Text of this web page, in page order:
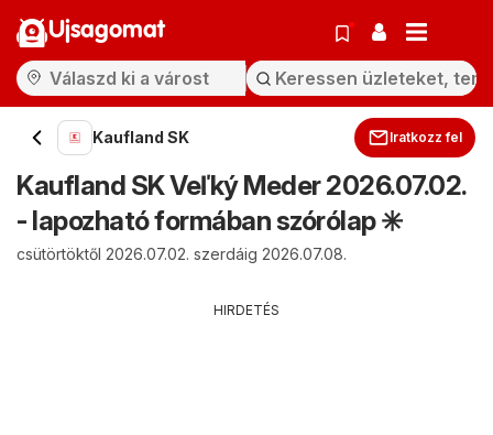
Ujsagomat
Kaufland SK Iratkozz fel
Kaufland SK Veľký Meder 2026.07.02.
- lapozható formában szórólap ✳️
csütörtöktől 2026.07.02. szerdáig 2026.07.08.
HIRDETÉS